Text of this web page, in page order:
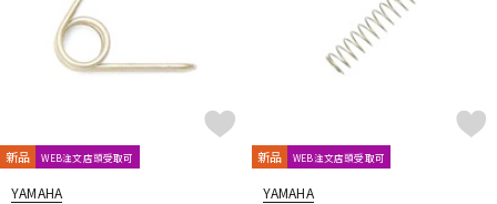
新品 WEB注文店頭受取可
YAMAHA
新品 WEB注文店頭受取可
YAMAHA